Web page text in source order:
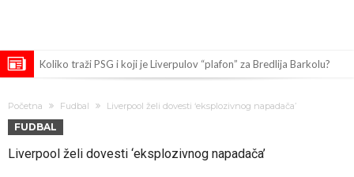
Koliko traži PSG i koji je Liverpulov “plafon” za Bredlija Barkolu?
Zašto je nepoznati italijanski petoligaš dobio nevjerovatan stadion
Početna Fudbal Liverpool želi dovesti ‘eksplozivnog napadača’
FUDBAL
Liverpool želi dovesti ‘eksplozivnog napadača’